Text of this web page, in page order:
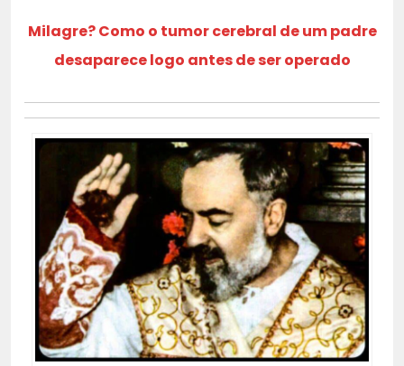
Milagre? Como o tumor cerebral de um padre
desaparece logo antes de ser operado